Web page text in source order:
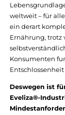
weltweit – für
ein derart
Ernährung, trotz
Konsumenten
Deswegen ist
Eveliza®-